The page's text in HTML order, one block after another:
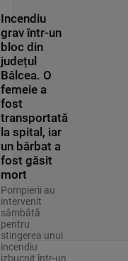
Incendiu
grav într-un
bloc din
județul
Bâlcea. O
femeie a
fost
transportată
la spital, iar
un bărbat a
fost găsit
mort
Pompierii au
intervenit
sâmbătă
pentru
stingerea unui
incendiu
izbucnit într-un